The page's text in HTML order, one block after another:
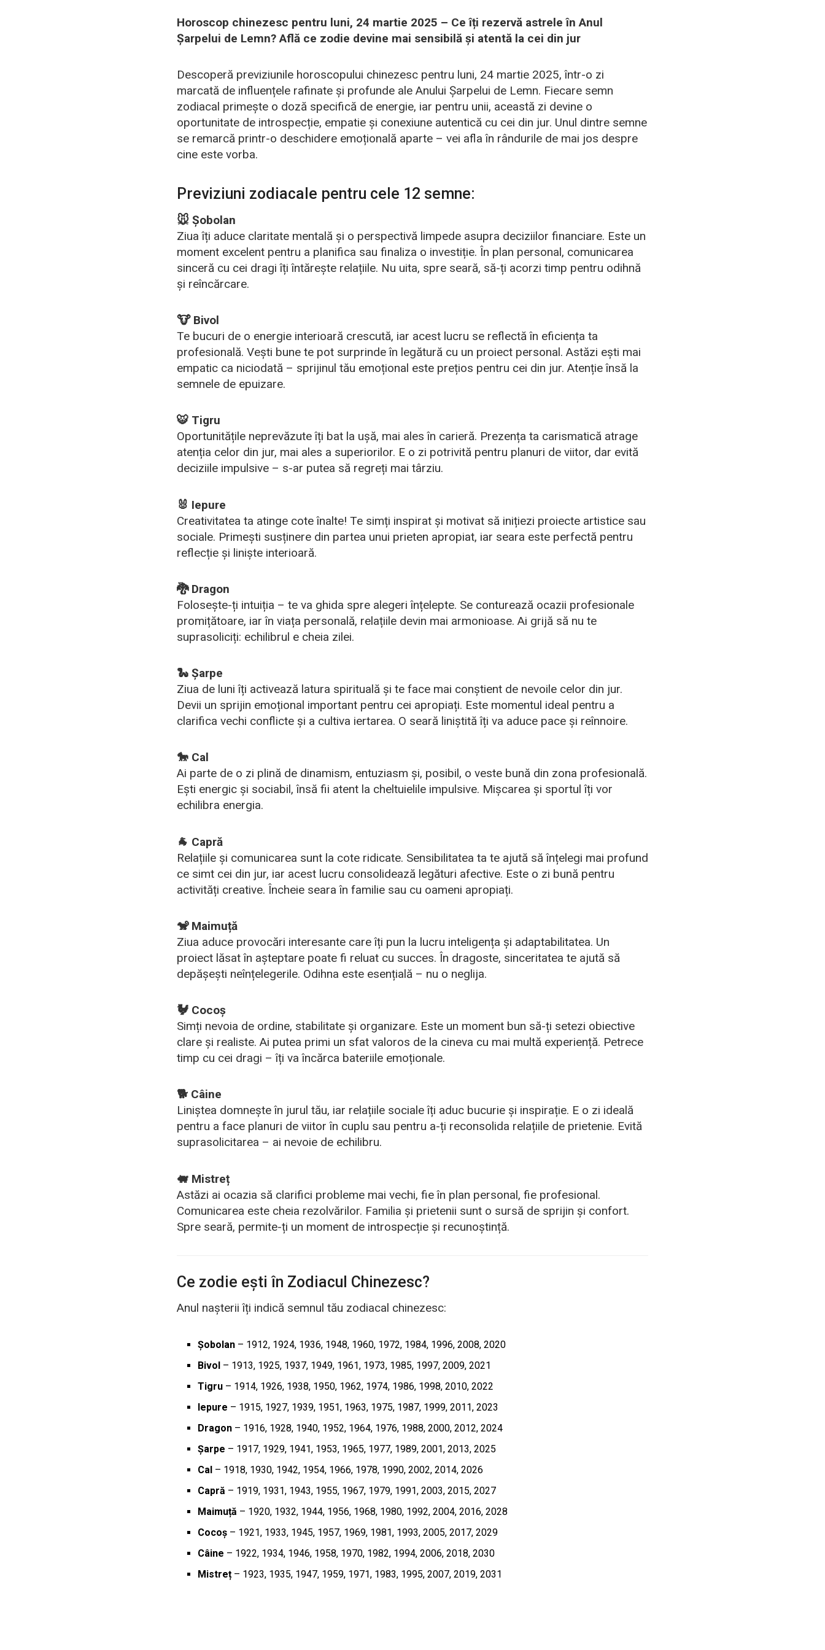
Horoscop chinezesc pentru luni, 24 martie 2025 – Ce îți rezervă astrele în Anul
Șarpelui de Lemn? Află ce zodie devine mai sensibilă și atentă la cei din jur
Descoperă previziunile horoscopului chinezesc pentru luni, 24 martie 2025, într-o zi
marcată de influențele rafinate și profunde ale Anului Șarpelui de Lemn. Fiecare semn
zodiacal primește o doză specifică de energie, iar pentru unii, această zi devine o
oportunitate de introspecție, empatie și conexiune autentică cu cei din jur. Unul dintre semne
se remarcă printr-o deschidere emoțională aparte – vei afla în rândurile de mai jos despre
cine este vorba.
Previziuni zodiacale pentru cele 12 semne:
🐭 Șobolan
Ziua îți aduce claritate mentală și o perspectivă limpede asupra deciziilor financiare. Este un
moment excelent pentru a planifica sau finaliza o investiție. În plan personal, comunicarea
sinceră cu cei dragi îți întărește relațiile. Nu uita, spre seară, să-ți acorzi timp pentru odihnă
și reîncărcare.
🐮 Bivol
Te bucuri de o energie interioară crescută, iar acest lucru se reflectă în eficiența ta
profesională. Vești bune te pot surprinde în legătură cu un proiect personal. Astăzi ești mai
empatic ca niciodată – sprijinul tău emoțional este prețios pentru cei din jur. Atenție însă la
semnele de epuizare.
🐯 Tigru
Oportunitățile neprevăzute îți bat la ușă, mai ales în carieră. Prezența ta carismatică atrage
atenția celor din jur, mai ales a superiorilor. E o zi potrivită pentru planuri de viitor, dar evită
deciziile impulsive – s-ar putea să regreți mai târziu.
🐰 Iepure
Creativitatea ta atinge cote înalte! Te simți inspirat și motivat să inițiezi proiecte artistice sau
sociale. Primești susținere din partea unui prieten apropiat, iar seara este perfectă pentru
reflecție și liniște interioară.
🐉 Dragon
Folosește-ți intuiția – te va ghida spre alegeri înțelepte. Se conturează ocazii profesionale
promițătoare, iar în viața personală, relațiile devin mai armonioase. Ai grijă să nu te
suprasoliciți: echilibrul e cheia zilei.
🐍 Șarpe
Ziua de luni îți activează latura spirituală și te face mai conștient de nevoile celor din jur.
Devii un sprijin emoțional important pentru cei apropiați. Este momentul ideal pentru a
clarifica vechi conflicte și a cultiva iertarea. O seară liniștită îți va aduce pace și reînnoire.
🐎 Cal
Ai parte de o zi plină de dinamism, entuziasm și, posibil, o veste bună din zona profesională.
Ești energic și sociabil, însă fii atent la cheltuielile impulsive. Mișcarea și sportul îți vor
echilibra energia.
🐐 Capră
Relațiile și comunicarea sunt la cote ridicate. Sensibilitatea ta te ajută să înțelegi mai profund
ce simt cei din jur, iar acest lucru consolidează legături afective. Este o zi bună pentru
activități creative. Încheie seara în familie sau cu oameni apropiați.
🐒 Maimuță
Ziua aduce provocări interesante care îți pun la lucru inteligența și adaptabilitatea. Un
proiect lăsat în așteptare poate fi reluat cu succes. În dragoste, sinceritatea te ajută să
depășești neînțelegerile. Odihna este esențială – nu o neglija.
🐓 Cocoș
Simți nevoia de ordine, stabilitate și organizare. Este un moment bun să-ți setezi obiective
clare și realiste. Ai putea primi un sfat valoros de la cineva cu mai multă experiență. Petrece
timp cu cei dragi – îți va încărca bateriile emoționale.
🐕 Câine
Liniștea domnește în jurul tău, iar relațiile sociale îți aduc bucurie și inspirație. E o zi ideală
pentru a face planuri de viitor în cuplu sau pentru a-ți reconsolida relațiile de prietenie. Evită
suprasolicitarea – ai nevoie de echilibru.
🐖 Mistreț
Astăzi ai ocazia să clarifici probleme mai vechi, fie în plan personal, fie profesional.
Comunicarea este cheia rezolvărilor. Familia și prietenii sunt o sursă de sprijin și confort.
Spre seară, permite-ți un moment de introspecție și recunoștință.
Ce zodie ești în Zodiacul Chinezesc?
Anul nașterii îți indică semnul tău zodiacal chinezesc:
Șobolan – 1912, 1924, 1936, 1948, 1960, 1972, 1984, 1996, 2008, 2020
Bivol – 1913, 1925, 1937, 1949, 1961, 1973, 1985, 1997, 2009, 2021
Tigru – 1914, 1926, 1938, 1950, 1962, 1974, 1986, 1998, 2010, 2022
Iepure – 1915, 1927, 1939, 1951, 1963, 1975, 1987, 1999, 2011, 2023
Dragon – 1916, 1928, 1940, 1952, 1964, 1976, 1988, 2000, 2012, 2024
Șarpe – 1917, 1929, 1941, 1953, 1965, 1977, 1989, 2001, 2013, 2025
Cal – 1918, 1930, 1942, 1954, 1966, 1978, 1990, 2002, 2014, 2026
Capră – 1919, 1931, 1943, 1955, 1967, 1979, 1991, 2003, 2015, 2027
Maimuță – 1920, 1932, 1944, 1956, 1968, 1980, 1992, 2004, 2016, 2028
Cocoș – 1921, 1933, 1945, 1957, 1969, 1981, 1993, 2005, 2017, 2029
Câine – 1922, 1934, 1946, 1958, 1970, 1982, 1994, 2006, 2018, 2030
Mistreț – 1923, 1935, 1947, 1959, 1971, 1983, 1995, 2007, 2019, 2031